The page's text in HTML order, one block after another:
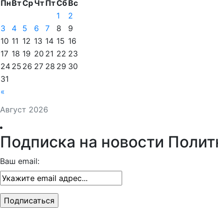
Август 2026
ПнВтСрЧтПтСбВс
«
1
2
3
4 5 6 7 8
9
10 11 12 13 14 15 16
17 18 19 20 21 22 23
24 25 26 27 28 29 30
31
Подписка на новости
Ваш email: